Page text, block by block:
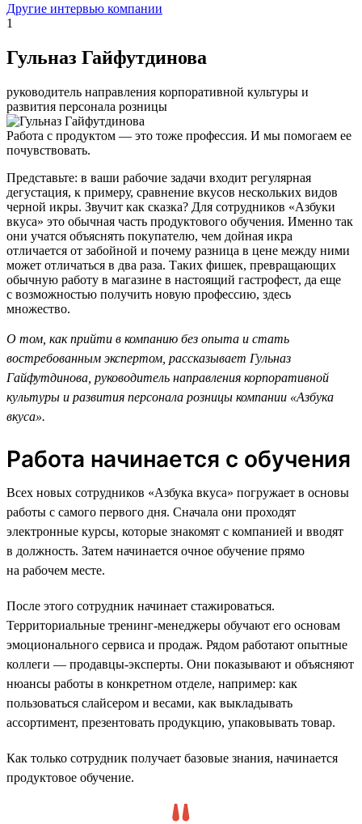
Другие интервью компании
1
Гульназ Гайфутдинова
руководитель направления корпоративной культуры и
развития персонала розницы
Работа с продуктом — это тоже профессия. И мы помогаем ее
почувствовать.
Представьте: в ваши рабочие задачи входит регулярная
дегустация, к примеру, сравнение вкусов нескольких видов
черной икры. Звучит как сказка? Для сотрудников «Азбуки
вкуса» это обычная часть продуктового обучения. Именно так
они учатся объяснять покупателю, чем дойная икра
отличается от забойной и почему разница в цене между ними
может отличаться в два раза. Таких фишек, превращающих
обычную работу в магазине в настоящий гастрофест, да еще
с возможностью получить новую профессию, здесь
множество.
О том, как прийти в компанию без опыта и стать
востребованным экспертом, рассказывает Гульназ
Гайфутдинова, руководитель направления корпоративной
культуры и развития персонала розницы компании «Азбука
вкуса».
Работа начинается с обучения
Всех новых сотрудников «Азбука вкуса» погружает в основы
работы с самого первого дня. Сначала они проходят
электронные курсы, которые знакомят с компанией и вводят
в должность. Затем начинается очное обучение прямо
на рабочем месте.
После этого сотрудник начинает стажироваться.
Территориальные тренинг-менеджеры обучают его основам
эмоционального сервиса и продаж. Рядом работают опытные
коллеги — продавцы-эксперты. Они показывают и объясняют
нюансы работы в конкретном отделе, например: как
пользоваться слайсером и весами, как выкладывать
ассортимент, презентовать продукцию, упаковывать товар.
Как только сотрудник получает базовые знания, начинается
продуктовое обучение.